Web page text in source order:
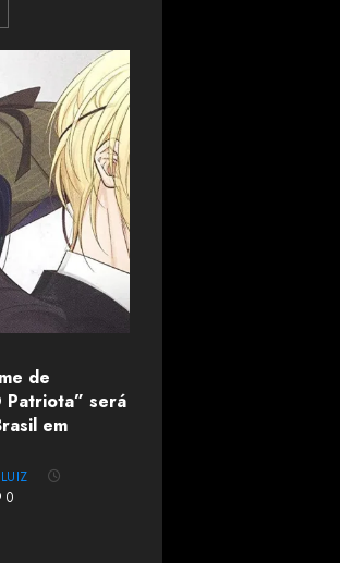
de
Patriota” será
em
0